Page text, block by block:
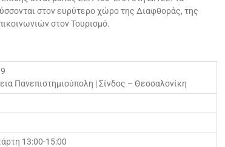
στον ευρύτερο χώρο της Διαφθοράς, της
στον Τουρισμό.
Πανεπιστημιούπολη | Σίνδος – Θεσσαλονίκη
13:00-15:00